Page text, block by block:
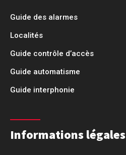
Guide des alarmes
Localités
Guide contrôle d’accès
Guide automatisme
Guide interphonie
Informations légales